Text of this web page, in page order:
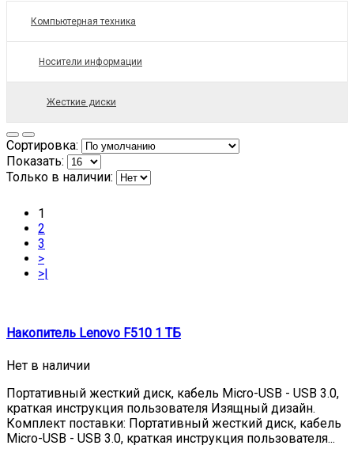
Компьютерная техника
Носители информации
Жесткие диски
Сортировка:
Показать:
Только в наличии:
1
2
3
>
>|
Накопитель Lenovo F510 1 ТБ
Нет в наличии
Портативный жесткий диск, кабель Micro-USB - USB 3.0,
краткая инструкция пользователя Изящный дизайн.
Комплект поставки: Портативный жесткий диск, кабель
Micro-USB - USB 3.0, краткая инструкция пользователя...